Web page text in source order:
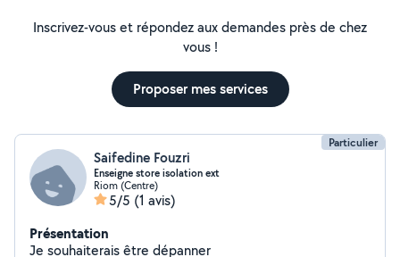
Inscrivez-vous et répondez aux demandes près de chez
vous !
Proposer mes services
Particulier
Saifedine Fouzri
Enseigne store isolation ext
Riom (Centre)
5/5 (1 avis)
Présentation
Je souhaiterais être dépanner